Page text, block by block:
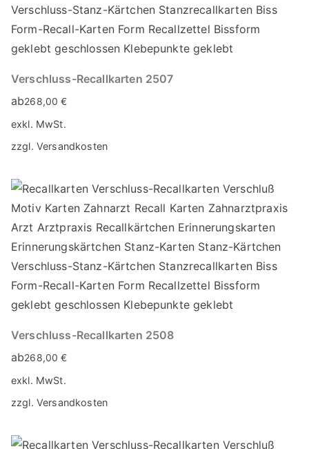
Verschluss-Recallkarten 2507
ab268,00€
exkl. MwSt.
zzgl. Versandkosten
Verschluss-Recallkarten 2508
ab268,00€
exkl. MwSt.
zzgl. Versandkosten